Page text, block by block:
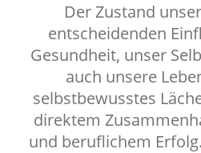
Der Zustand
entscheidenden
Gesundheit, unser
auch unsere
selbstbewusstes
direktem
und beruflichem